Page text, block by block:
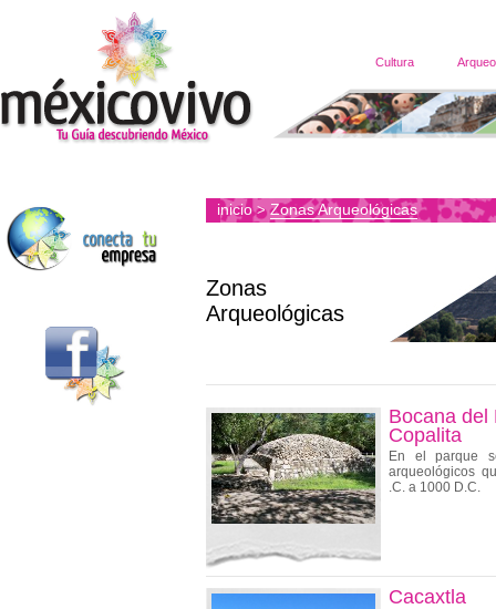
Cultura
inicio>Zonas Arqueológicas
Zonas
Arqueológicas
Bocana del
Copalita
En el parque
arqueológicos
.C. a 1000 D.C.
Cacaxtla